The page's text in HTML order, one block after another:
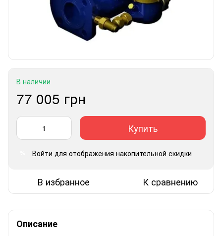
В наличии
77 005 грн
Купить
Войти для отображения накопительной скидки
В избранное К сравнению
Описание